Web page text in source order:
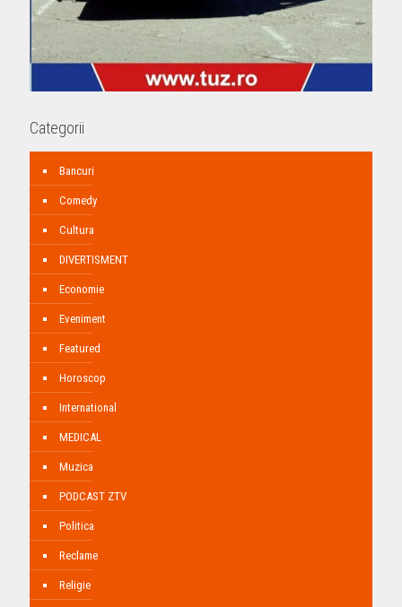
Categorii
Bancuri
Comedy
Cultura
DIVERTISMENT
Economie
Eveniment
Featured
Horoscop
International
MEDICAL
Muzica
PODCAST ZTV
Politica
Reclame
Religie